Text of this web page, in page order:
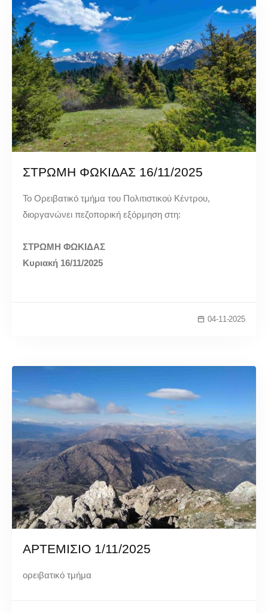
ΣΤΡΩΜΗ ΦΩΚΙΔΑΣ 16/11/2025
Το Ορειβατικό τμήμα του Πολιτιστικού Κέντρου,
διοργανώνει πεζοπορική εξόρμηση στη:
ΣΤΡΩΜΗ ΦΩΚΙΔΑΣ
Κυριακή 16/11/2025
04-11-2025
ΑΡΤΕΜΙΣΙΟ 1/11/2025
ορειβατικό τμήμα